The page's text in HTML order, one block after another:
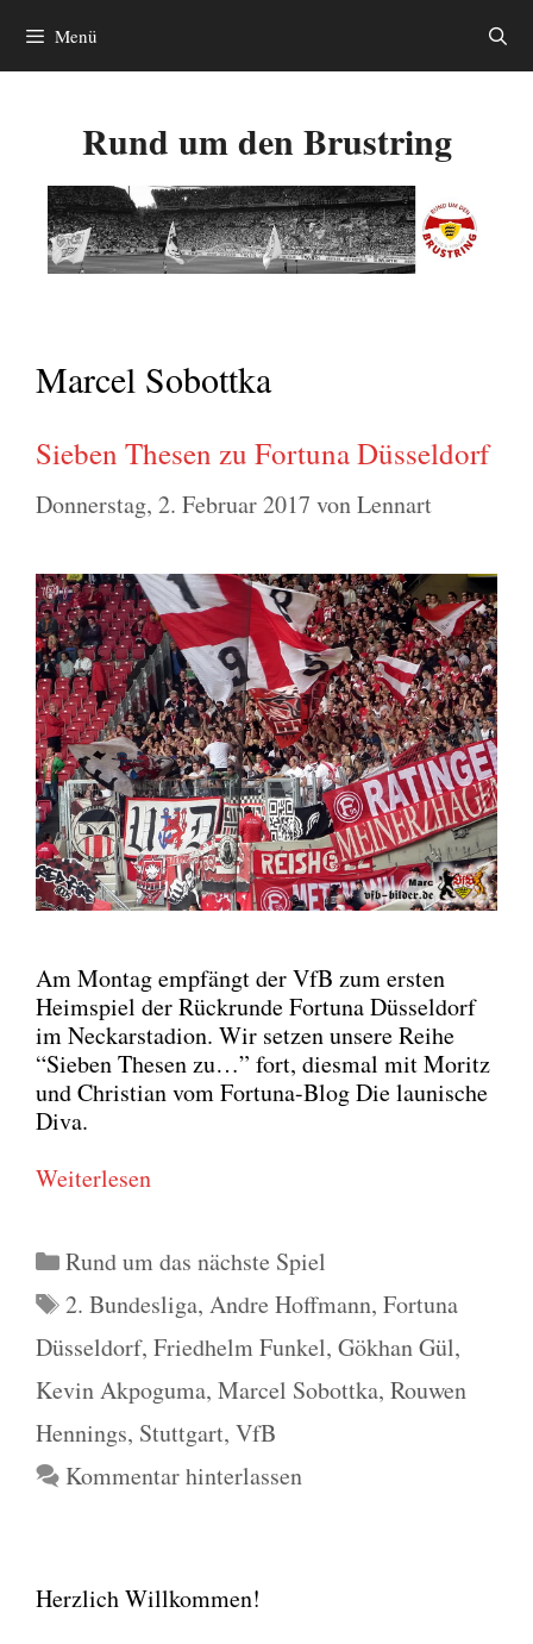
Inhalt
springen
Menü
Rund um den Brustring
Marcel Sobottka
Sieben Thesen zu Fortuna Düsseldorf
Donnerstag, 2. Februar 2017 vonLennart
Am Mon­tag emp­fängt der VfB zum ers­ten
Heim­spiel der Rück­run­de For­tu­na Düs­sel­dorf
im Neckar­sta­di­on. Wir set­zen unse­re Rei­he
“Sie­ben The­sen zu…” fort, dies­mal mit Moritz
und Chris­ti­an vom For­tu­na-Blog Die lau­ni­sche
Diva.
Wei­ter­le­sen
Kategorien
Rund um das nächste Spiel
Schlagwörter
2. Bundesliga, Andre Hoffmann, Fortuna
Düsseldorf, Friedhelm Funkel, Gökhan Gül,
Kevin Akpoguma, Marcel Sobottka, Rouwen
Hennings, Stuttgart, VfB
Kommentar hinterlassen
Herzlich Willkommen!